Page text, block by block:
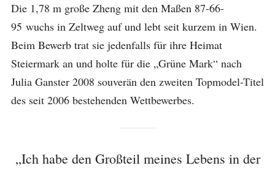
Die 1,78 m große Zheng mit den Maßen 87-66-
95 wuchs in Zeltweg auf und lebt seit kurzem in Wien.
Beim Bewerb trat sie jedenfalls für ihre Heimat
Steiermark an und holte für die „Grüne Mark“ nach
Julia Ganster 2008 souverän den zweiten Topmodel-Titel
des seit 2006 bestehenden Wettbewerbes.
„Ich habe den Großteil meines Lebens in der